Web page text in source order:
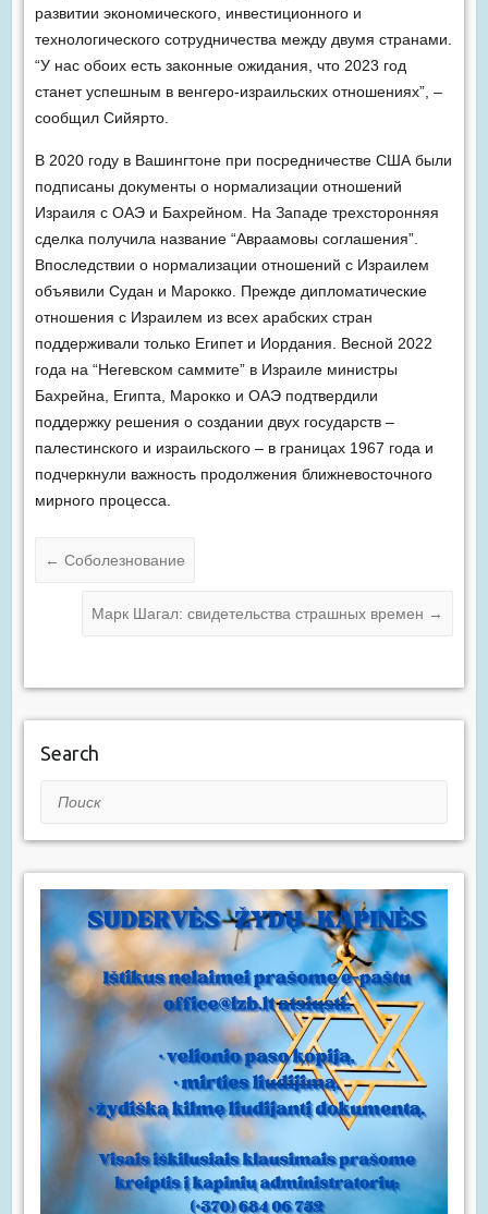
развитии экономического, инвестиционного и
технологического сотрудничества между двумя странами.
“У нас обоих есть законные ожидания, что 2023 год
станет успешным в венгеро-израильских отношениях”, –
сообщил Сийярто.
В 2020 году в Вашингтоне при посредничестве США были
подписаны документы о нормализации отношений
Израиля с ОАЭ и Бахрейном. На Западе трехсторонняя
сделка получила название “Авраамовы соглашения”.
Впоследствии о нормализации отношений с Израилем
объявили Судан и Марокко. Прежде дипломатические
отношения с Израилем из всех арабских стран
поддерживали только Египет и Иордания. Весной 2022
года на “Негевском саммите” в Израиле министры
Бахрейна, Египта, Марокко и ОАЭ подтвердили
поддержку решения о создании двух государств –
палестинского и израильского – в границах 1967 года и
подчеркнули важность продолжения ближневосточного
мирного процесса.
← Соболезнование
Марк Шагал: свидетельства страшных времен →
Search
Поиск